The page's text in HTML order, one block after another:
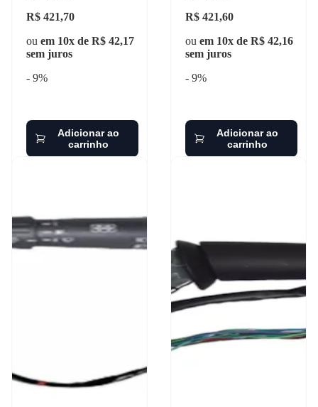
R$ 421,70
ou em 10x de R$ 42,17
sem juros
- 9%
Adicionar ao
carrinho
R$ 421,60
ou em 10x de R$ 42,16
sem juros
- 9%
Adicionar ao
carrinho